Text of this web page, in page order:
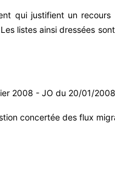
qui justifient un
listes ainsi dressées
2008 - JO du 20/01/
concertée des flux